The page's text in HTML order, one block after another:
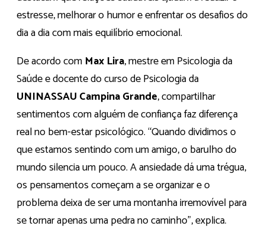
estresse, melhorar o humor e enfrentar os desafios do
dia a dia com mais equilíbrio emocional.
De acordo com Max Lira, mestre em Psicologia da
Saúde e docente do curso de Psicologia da
UNINASSAU Campina Grande, compartilhar
sentimentos com alguém de confiança faz diferença
real no bem-estar psicológico. “Quando dividimos o
que estamos sentindo com um amigo, o barulho do
mundo silencia um pouco. A ansiedade dá uma trégua,
os pensamentos começam a se organizar e o
problema deixa de ser uma montanha irremovível para
se tornar apenas uma pedra no caminho”, explica.